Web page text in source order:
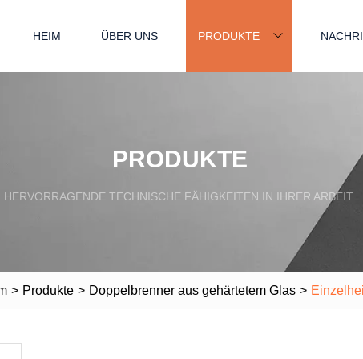
HEIM ÜBER UNS PRODUKTE
PRODUKTE
HERVORRAGENDE TECHNISCHE FÄHIGKEITEN IN IHRER ARBEIT.
> Produkte > Doppelbrenner aus gehärtetem Glas >